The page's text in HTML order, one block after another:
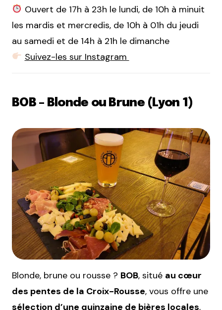
Ouvert de 17h à 23h le lundi, de 10h à minuit
les mardis et mercredis, de 10h à 01h du jeudi
au samedi et de 14h à 21h le dimanche
Suivez-les sur Instagram
BOB – Blonde ou Brune (Lyon 1)
Blonde, brune ou rousse ? BOB, situé au cœur
des pentes de la Croix-Rousse, vous offre une
sélection d’une quinzaine de bières locales,